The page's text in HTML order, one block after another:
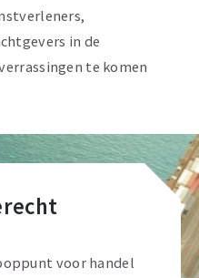
in de
te komen
voor handel